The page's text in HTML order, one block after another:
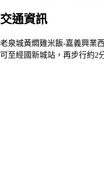
交通資訊
老泉城黃燜雞米飯-嘉義興業
可至經國新城站，再步行約2